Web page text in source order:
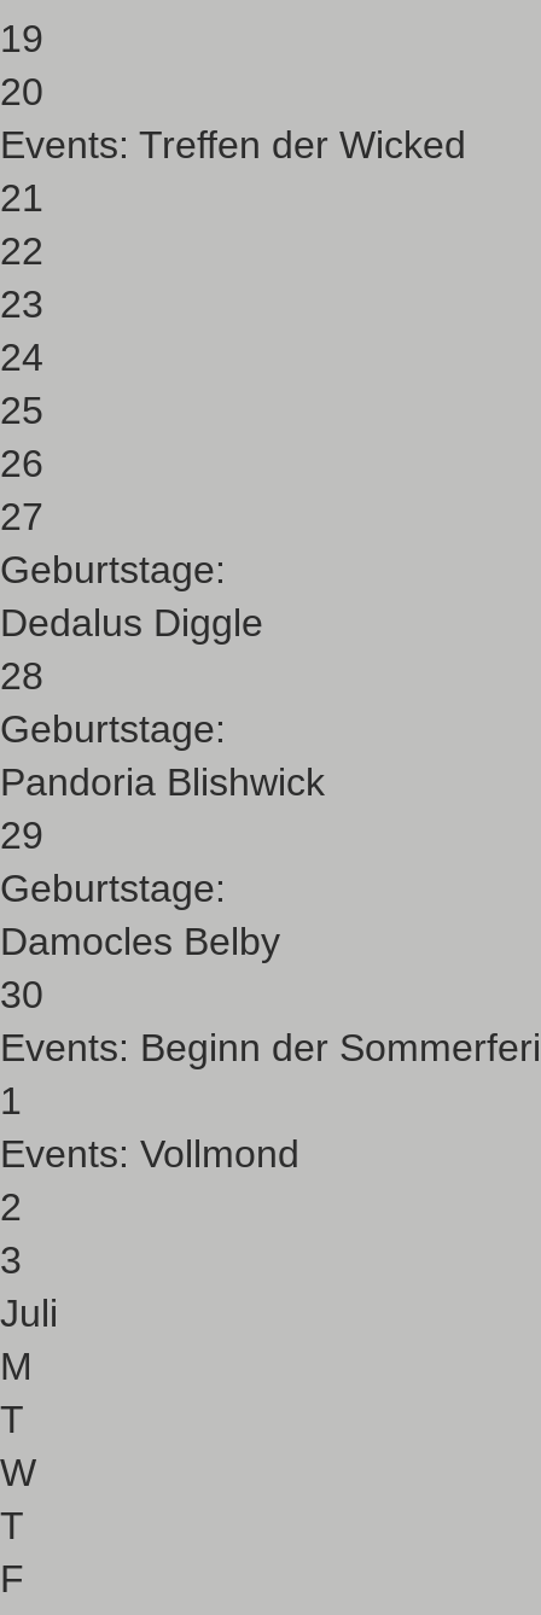
19
20
Events: Treffen der Wicked
21
22
23
24
25
26
27
Geburtstage:
Dedalus Diggle
28
Geburtstage:
Pandoria Blishwick
29
Geburtstage:
Damocles Belby
30
Events: Beginn der
1
Events: Vollmond
2
3
Juli
M
T
W
T
F